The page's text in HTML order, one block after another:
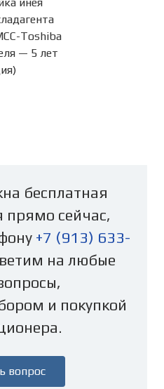
Toshiba
— 5 лет
бесплатная
прямо сейчас,
+7 (913) 633-
на любые
и покупкой
вопрос